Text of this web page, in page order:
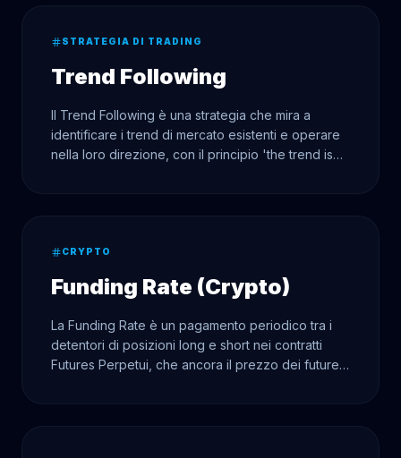
STRATEGIA DI TRADING
Trend Following
Il Trend Following è una strategia che mira a
identificare i trend di mercato esistenti e operare
nella loro direzione, con il principio 'the trend is
CRYPTO
Funding Rate (Crypto)
La Funding Rate è un pagamento periodico tra i
detentori di posizioni long e short nei contratti
Futures Perpetui, che ancora il prezzo dei futures